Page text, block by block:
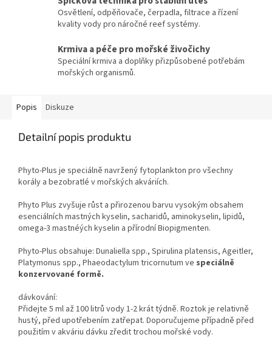
Osvětlení, odpěňovače, čerpadla, filtrace a řízení
kvality vody pro náročné reef systémy.
Krmiva a péče pro mořské živočichy
Speciální krmiva a doplňky přizpůsobené potřebám
mořských organismů.
Popis Diskuze
Detailní popis produktu
Phyto-Plus je speciálně navržený fytoplankton pro všechny
korály a bezobratlé v mořských akváriích.
Phyto Plus zvyšuje růst a přirozenou barvu vysokým obsahem
esenciálních mastných kyselin, sacharidů, aminokyselin, lipidů,
omega-3 mastnéých kyselin a přírodní Biopigmenten.
Phyto-Plus obsahuje: Dunaliella spp., Spirulina platensis, Ageitler,
Platymonus spp., Phaeodactylum tricornutum ve speciálně
konzervované formě.
dávkování:
Přidejte 5 ml až 100 litrů vody 1-2 krát týdně. Roztok je relativně
hustý, před upotřebením zatřepat. Doporučujeme případně před
použitím v akváriu dávku zředit trochou mořské vody.